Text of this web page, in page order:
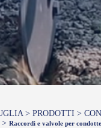
> PRODOTTI >
> Raccordi e valvole per